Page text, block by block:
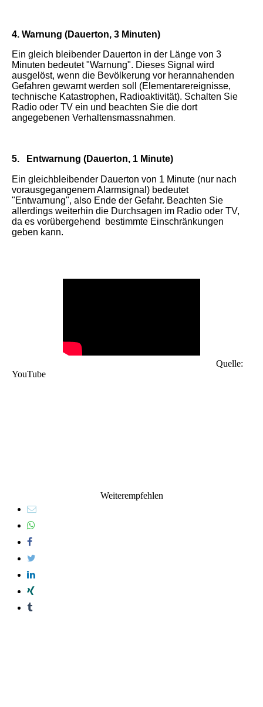
4. Warnung (Dauerton, 3 Minuten)
Ein gleich bleibender Dauerton in der Länge von 3
Minuten bedeutet "Warnung". Dieses Signal wird
ausgelöst, wenn die Bevölkerung vor herannahenden
Gefahren gewarnt werden soll (Elementarereignisse,
technische Katastrophen, Radioaktivität). Schalten Sie
Radio oder TV ein und beachten Sie die dort
angegebenen Verhaltensmassnahmen.
5. Entwarnung (Dauerton, 1 Minute)
Ein gleichbleibender Dauerton von 1 Minute (nur nach
vorausgegangenem Alarmsignal) bedeutet
"Entwarnung", also Ende der Gefahr. Beachten Sie
allerdings weiterhin die Durchsagen im Radio oder TV,
da es vorübergehend bestimmte Einschränkungen
geben kann.
Quelle:
YouTube
Weiterempfehlen